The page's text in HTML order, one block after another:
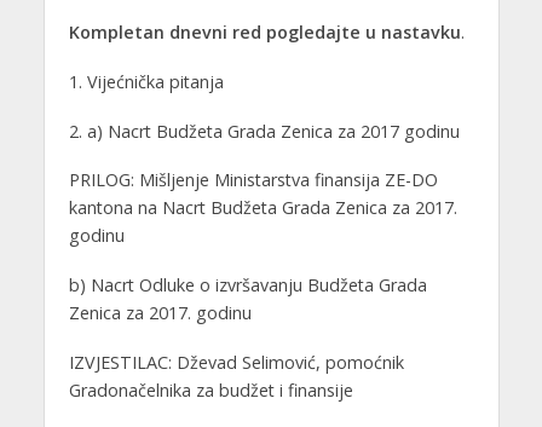
Kompletan dnevni red pogledajte u nastavku.
1. Vijećnička pitanja
2. a) Nacrt Budžeta Grada Zenica za 2017 godinu
PRILOG: Mišljenje Ministarstva finansija ZE-DO
kantona na Nacrt Budžeta Grada Zenica za 2017.
godinu
b) Nacrt Odluke o izvršavanju Budžeta Grada
Zenica za 2017. godinu
IZVJESTILAC: Dževad Selimović, pomoćnik
Gradonačelnika za budžet i finansije